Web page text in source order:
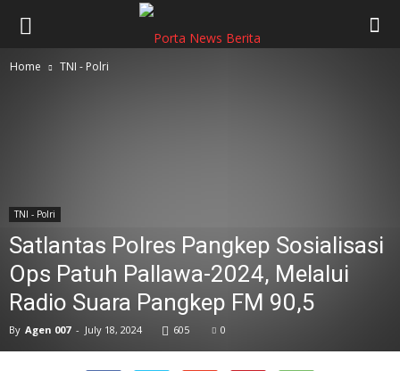
Home TNI - Polri
TNI - Polri
Satlantas Polres Pangkep Sosialisasi
Ops Patuh Pallawa-2024, Melalui
Radio Suara Pangkep FM 90,5
By Agen 007 - July 18, 2024 605 0